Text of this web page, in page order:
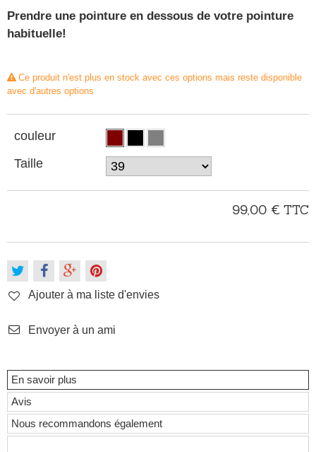
Prendre une pointure en dessous de votre pointure
habituelle!
Ce produit n'est plus en stock avec ces options mais reste disponible
avec d'autres options
couleur
Taille
99,00 € TTC
Ajouter à ma liste d'envies
Envoyer à un ami
En savoir plus
Avis
Nous recommandons également